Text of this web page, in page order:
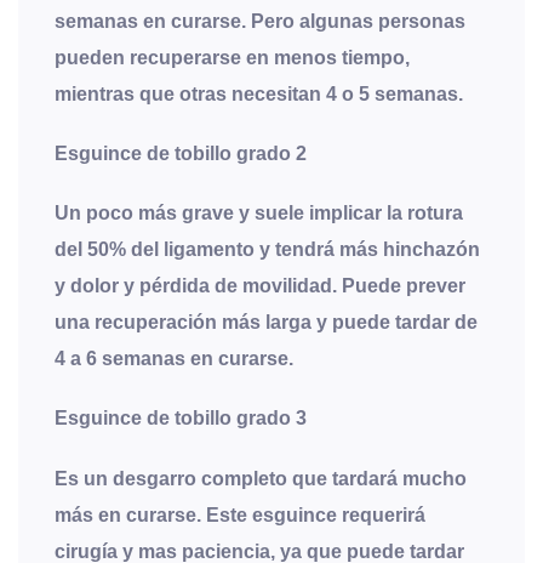
semanas en curarse. Pero algunas personas
pueden recuperarse en menos tiempo,
mientras que otras necesitan 4 o 5 semanas.
Esguince de tobillo grado 2
Un poco más grave y suele implicar la rotura
del 50% del ligamento y tendrá más hinchazón
y dolor y pérdida de movilidad. Puede prever
una recuperación más larga y puede tardar de
4 a 6 semanas en curarse.
Esguince de tobillo grado 3
Es un desgarro completo que tardará mucho
más en curarse. Este esguince requerirá
cirugía y mas paciencia, ya que puede tardar